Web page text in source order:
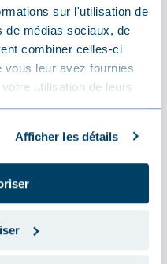
sur l'utilisation de
de médias sociaux, de
combiner celles-ci
leur avez fournies
utilisation de leurs
Afficher les détails
longueur,
épaisseur